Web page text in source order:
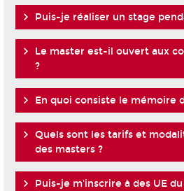
Puis-je réaliser un stage
Le master est-il ouvert aux
?
En quoi consiste le mémoire
Quels sont les tarifs et
des masters ?
Puis-je m'inscrire à des UE